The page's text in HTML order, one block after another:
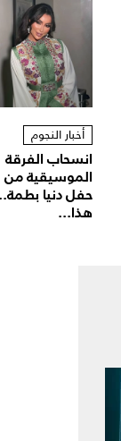
أخبار النجوم
انسحاب الفرقة
الموسيقية من
حفل دنيا
هذا...